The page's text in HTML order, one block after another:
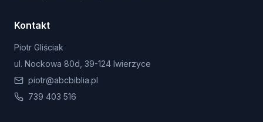
Kontakt
Piotr Gliściak
ul. Nockowa 80d, 39-124 Iwierzyce
piotr@abcbiblia.pl
739 403 516